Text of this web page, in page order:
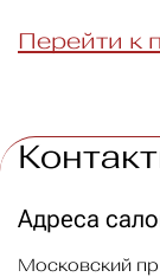
Перейти к
Адреса
Московский